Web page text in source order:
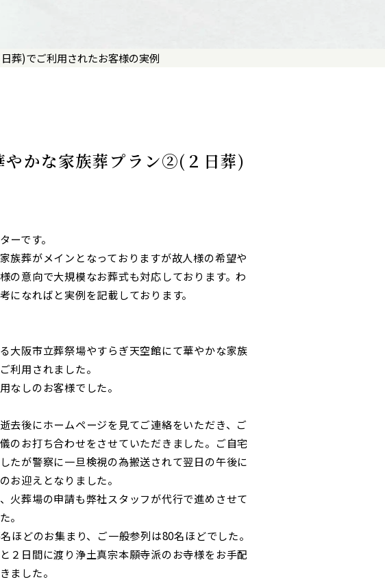
葬)でご利用されたお客様の実例
やかな家族葬プラン②(２日葬)
ーです。
族葬がメインとなっておりますが故人様の希望や
の意向で大規模なお葬式も対応しております。わ
になればと実例を記載しております。
大阪市立葬祭場やすらぎ天空館にて華やかな家族
利用されました。
なしのお客様でした。
去後にホームページを見てご連絡をいただき、ご
のお打ち合わせをさせていただきました。ご自宅
たが警察に一旦検視の為搬送されて翌日の午後に
お迎えとなりました。
火葬場の申請も弊社スタッフが代行で進めさせて
。
ほどのお集まり、ご一般参列は80名ほどでした。
２日間に渡り浄土真宗本願寺派のお寺様をお手配
ました。